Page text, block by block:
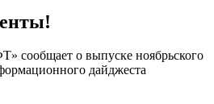
о выпуске ноябрьского
дайджеста